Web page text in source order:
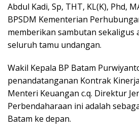
Abdul Kadi, Sp, THT, KL(K), Phd,
BPSDM Kementerian
memberikan sambutan sekaligus
seluruh tamu undangan.
Wakil Kepala BP Batam
penandatanganan Kontrak
Menteri Keuangan c.q. Direktur
Perbendaharaan ini adalah
Batam ke depan.